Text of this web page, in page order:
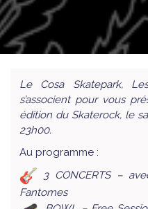
Le Cosa Skatepark,
s’associent pour vous
édition du Skaterock, le
23h00.
Au programme :
3 CONCERTS –
Fantomes